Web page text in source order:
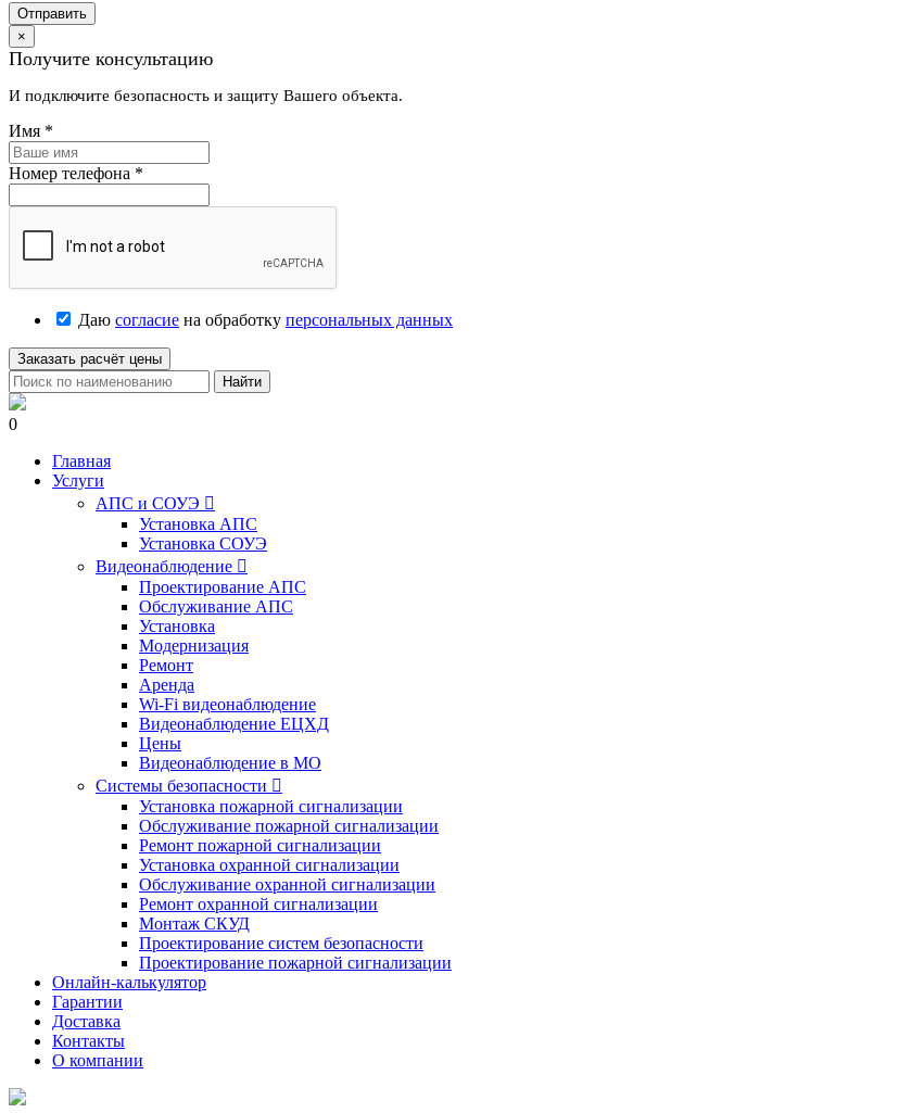
Отправить
×
Получите консультацию
И подключите безопасность и защиту Вашего объекта.
Имя *
Номер телефона *
Даю согласие на обработку персональных данных
Заказать расчёт цены
Найти
0
Главная
Услуги
АПС и СОУЭ 
Установка АПС
Установка СОУЭ
Видеонаблюдение 
Проектирование АПС
Обслуживание АПС
Установка
Модернизация
Ремонт
Аренда
Wi-Fi видеонаблюдение
Видеонаблюдение ЕЦХД
Цены
Видеонаблюдение в МО
Системы безопасности 
Установка пожарной сигнализации
Обслуживание пожарной сигнализации
Ремонт пожарной сигнализации
Установка охранной сигнализации
Обслуживание охранной сигнализации
Ремонт охранной сигнализации
Монтаж СКУД
Проектирование систем безопасности
Проектирование пожарной сигнализации
Онлайн-калькулятор
Гарантии
Доставка
Контакты
О компании